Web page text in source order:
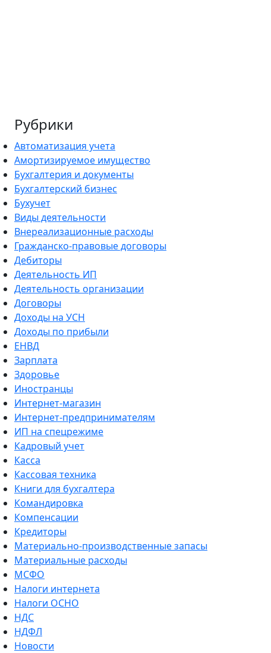
Рубрики
Автоматизация учета
Амортизируемое имущество
Бухгалтерия и документы
Бухгалтерский бизнес
Бухучет
Виды деятельности
Внереализационные расходы
Гражданско-правовые договоры
Дебиторы
Деятельность ИП
Деятельность организации
Договоры
Доходы на УСН
Доходы по прибыли
ЕНВД
Зарплата
Здоровье
Иностранцы
Интернет-магазин
Интернет-предпринимателям
ИП на спецрежиме
Кадровый учет
Касса
Кассовая техника
Книги для бухгалтера
Командировка
Компенсации
Кредиторы
Материально-производственные запасы
Материальные расходы
МСФО
Налоги интернета
Налоги ОСНО
НДС
НДФЛ
Новости